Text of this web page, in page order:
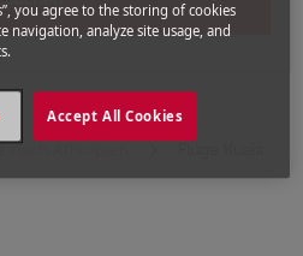
nach Äthiopien
you agree to the storing of cookies
navigation, analyze site usage, and
Accept All Cookies